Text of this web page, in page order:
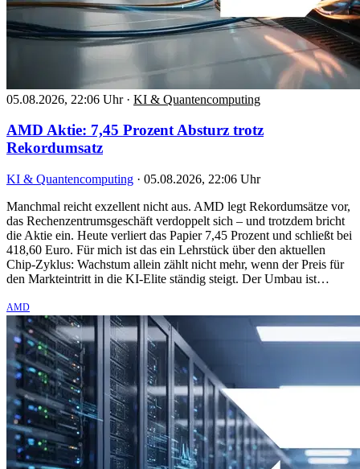
05.08.2026, 22:06 Uhr · KI & Quantencomputing
AMD Aktie: 7,45 Prozent Absturz trotz
Rekordumsatz
KI & Quantencomputing · 05.08.2026, 22:06 Uhr
Manchmal reicht exzellent nicht aus. AMD legt Rekordumsätze vor,
das Rechenzentrumsgeschäft verdoppelt sich – und trotzdem bricht
die Aktie ein. Heute verliert das Papier 7,45 Prozent und schließt bei
418,60 Euro. Für mich ist das ein Lehrstück über den aktuellen
Chip-Zyklus: Wachstum allein zählt nicht mehr, wenn der Preis für
den Markteintritt in die KI-Elite ständig steigt. Der Umbau ist…
AMD